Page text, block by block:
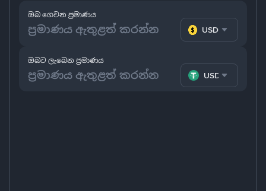
ඔබ ගෙවන ප්‍රමාණය
USD
ඔබට ලැබෙන ප්‍රමාණය
USDT